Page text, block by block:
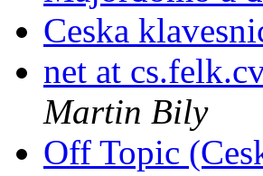
Ceska
net at
Martin Bily
Off Topic